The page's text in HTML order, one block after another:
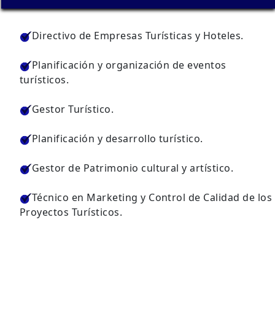
Directivo de Empresas Turísticas y Hoteles.
Planificación y organización de eventos
turísticos.
Gestor Turístico.
Planificación y desarrollo turístico.
Gestor de Patrimonio cultural y artístico.
Técnico en Marketing y Control de Calidad de los
Proyectos Turísticos.